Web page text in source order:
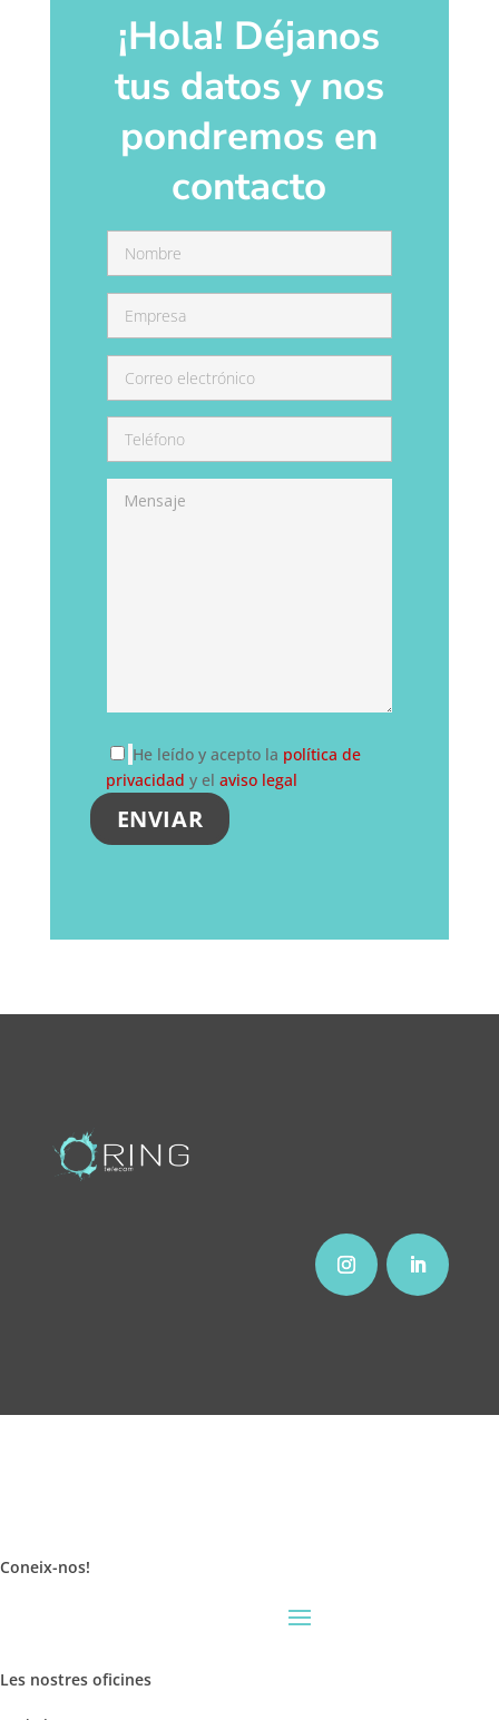
¡Hola! Déjanos
tus datos y nos
pondremos en
contacto
He leído y acepto la política de
privacidad y el aviso legal
Coneix-nos!
Les nostres oficines